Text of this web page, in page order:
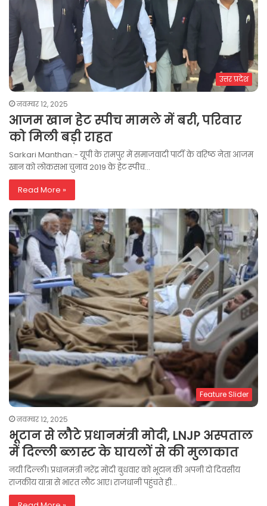
उत्तर प्रदेश
नवम्बर 12, 2025
आजम खान हेट स्पीच मामले में बरी, परिवार
को मिली बड़ी राहत
Sarkari Manthan:- यूपी के रामपुर में समाजवादी पार्टी के वरिष्ठ नेता आजम
खान को लोकसभा चुनाव 2019 के हेट स्पीच…
Read More »
Feature Slider
नवम्बर 12, 2025
भूटान से लौटे प्रधानमंत्री मोदी, LNJP अस्पताल
में दिल्ली ब्लास्ट के घायलों से की मुलाकात
नयी दिल्ली। प्रधानमंत्री नरेंद्र मोदी बुधवार को भूटान की अपनी दो दिवसीय
राजकीय यात्रा से भारत लौट आए। राजधानी पहुंचते ही…